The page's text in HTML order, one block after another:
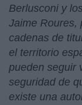
Berlusconi y
Jaime Roures,
cadenas de
el territorio
pueden seguir
seguridad de
existe una